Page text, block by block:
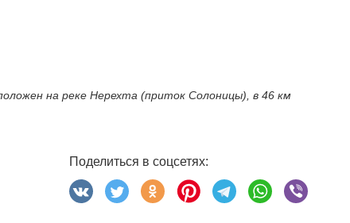
на реке Нерехта (приток Солоницы), в 46 км
Поделиться в соцсетях: